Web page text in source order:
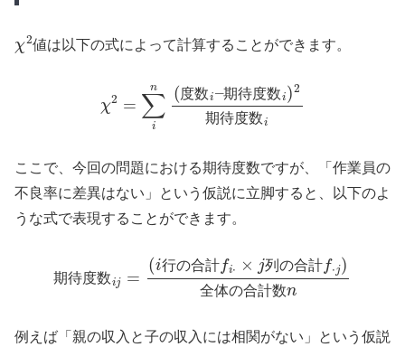
2
値は以下の式によって計算することができます。
度 数 期 待 度 数
期 待 度 数
数 –期待 度数i)2期 待度
ここで、今回の問題における期待度数ですが、「作業員の
不良率に差異はない」という仮説に立脚すると、以下のよ
うな式で表現することができます。
期 待 度 数
行 の 合 計 列 の 合 計
全 体の 合 計 数
合計fi ⋅×j列の 合計f⋅j )全体 の
数n
例えば「親の収入と子の収入には相関がない」という仮説